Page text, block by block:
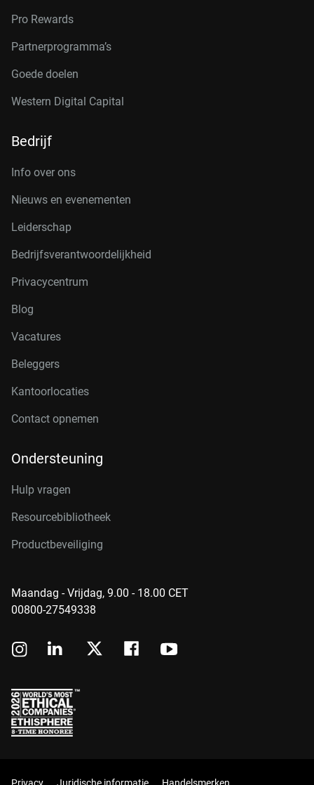
Pro Rewards
Partnerprogramma’s
Goede doelen
Western Digital Capital
Bedrijf
Info over ons
Nieuws en evenementen
Leiderschap
Bedrijfsverantwoordelijkheid
Privacycentrum
Blog
Vacatures
Beleggers
Kantoorlocaties
Contact opnemen
Ondersteuning
Hulp vragen
Resourcebibliotheek
Productbeveiliging
Maandag - Vrijdag, 9.00 - 18.00 CET
00800-27549338